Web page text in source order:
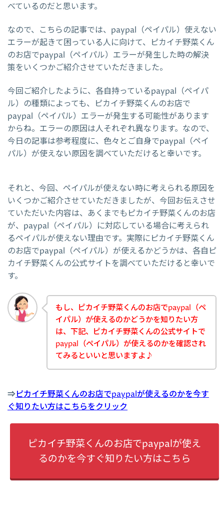
べているのだと思います。
なので、こちらの記事では、paypal（ペイパル）使えない
エラーが起きて困っている人に向けて、ピカイチ野菜くん
のお店でpaypal（ペイパル）エラーが発生した時の解決
策をいくつかご紹介させていただきました。
今回ご紹介したように、各自持っているpaypal（ペイパ
ル）の種類によっても、ピカイチ野菜くんのお店で
paypal（ペイパル）エラーが発生する可能性があります
からね。エラーの原因は人それぞれ異なります。なので、
今日の記事は参考程度に、色々とご自身でpaypal（ペイ
パル）が使えない原因を調べていただけると幸いです。
それと、今回、ペイパルが使えない時に考えられる原因を
いくつかご紹介させていただきましたが、今回お伝えさせ
ていただいた内容は、あくまでもピカイチ野菜くんのお店
が、paypal（ペイパル）に対応している場合に考えられ
るペイパルが使えない理由です。実際にピカイチ野菜くん
のお店でpaypal（ペイパル）が使えるかどうかは、各自ピ
カイチ野菜くんの公式サイトを調べていただけると幸いで
す。
もし、ピカイチ野菜くんのお店でpaypal（ペ
イパル）が使えるのかどうかを知りたい方
は、下記、ピカイチ野菜くんの公式サイトで
paypal（ペイパル）が使えるのかを確認され
てみるといいと思いますよ♪
⇒ピカイチ野菜くんのお店でpaypalが使えるのかを今す
ぐ知りたい方はこちらをクリック
ピカイチ野菜くんのお店でpaypalが使え
るのかを今すぐ知りたい方はこちら